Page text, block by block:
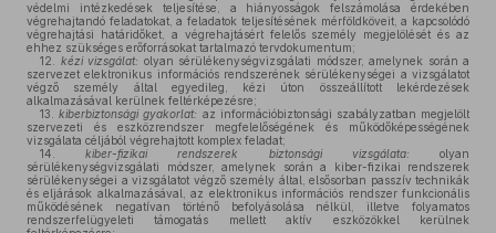
védelmi intézkedések teljesítése, a hiányosságok felszámolása érdekében
végrehajtandó feladatokat, a feladatok teljesítésének mérföldköveit, a kapcsolódó
végrehajtási határidőket, a végrehajtásért felelős személy megjelölését és az
ehhez szükséges erőforrásokat tartalmazó tervdokumentum;
12.
kézi vizsgálat: olyan sérülékenységvizsgálati módszer, amelynek során a
szervezet elektronikus információs rendszerének sérülékenységei a vizsgálatot
végző személy által egyedileg, kézi úton összeállított lekérdezések
alkalmazásával kerülnek feltérképezésre;
13.
kiberbiztonsági gyakorlat: az információbiztonsági szabályzatban megjelölt
szervezeti és eszközrendszer megfelelőségének és működőképességének
vizsgálata céljából végrehajtott komplex feladat;
14.
kiber-fizikai rendszerek biztonsági vizsgálata: olyan
sérülékenységvizsgálati módszer, amelynek során a kiber-fizikai rendszerek
sérülékenységei a vizsgálatot végző személy által, elsősorban passzív technikák
és eljárások alkalmazásával, az elektronikus információs rendszer funkcionális
működésének negatívan történő befolyásolása nélkül, illetve folyamatos
rendszerfelügyeleti támogatás mellett aktív eszközökkel kerülnek